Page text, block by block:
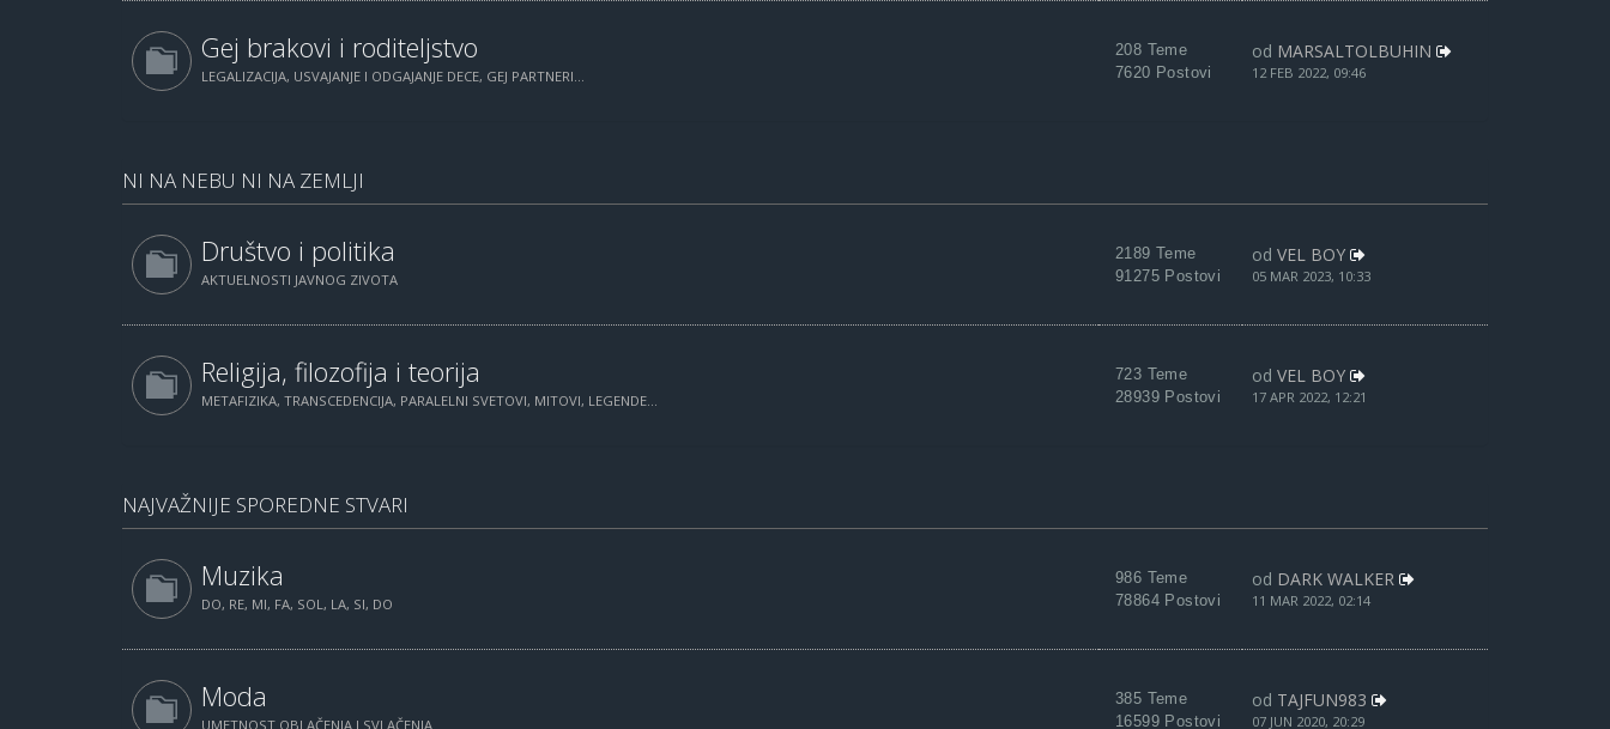
Gej brakovi i roditeljstvo
LEGALIZACIJA, USVAJANJE I ODGAJANJE DECE, GEJ PARTNERI...
208 Teme
7620 Postovi
od MARSALTOLBUHIN
12 FEB 2022, 09:46
NI NA NEBU NI NA ZEMLJI
Društvo i politika
AKTUELNOSTI JAVNOG ZIVOTA
2189 Teme
91275 Postovi
od VEL BOY
05 MAR 2023, 10:33
Religija, filozofija i teorija
METAFIZIKA, TRANSCEDENCIJA, PARALELNI SVETOVI, MITOVI, LEGENDE...
723 Teme
28939 Postovi
od VEL BOY
17 APR 2022, 12:21
NAJVAŽNIJE SPOREDNE STVARI
Muzika
DO, RE, MI, FA, SOL, LA, SI, DO
986 Teme
78864 Postovi
od DARK WALKER
11 MAR 2022, 02:14
Moda
UMETNOST OBLAČENJA I SVLAČENJA
385 Teme
16599 Postovi
od TAJFUN983
07 JUN 2020, 20:29